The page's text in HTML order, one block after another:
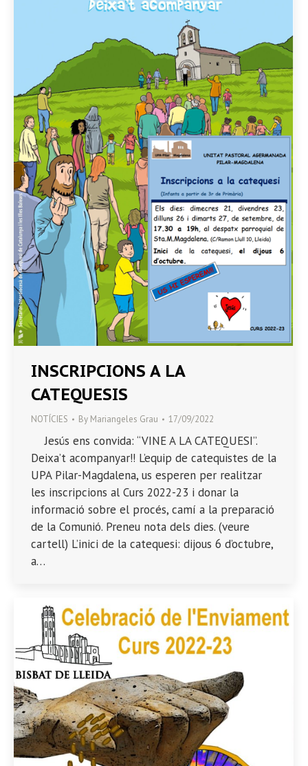
INSCRIPCIONS A LA
CATEQUESIS
NOTÍCIES By Mariangeles Grau 17/09/2022
Jesús ens convida: “VINE A LA CATEQUESI”.
Deixa’t acompanyar!! L’equip de catequistes de la
UPA Pilar-Magdalena, us esperen per realitzar
les inscripcions al Curs 2022-23 i donar la
informació sobre el procés, camí a la preparació
de la Comunió. Preneu nota dels dies. (veure
cartell) L’inici de la catequesi: dijous 6 d’octubre,
a…